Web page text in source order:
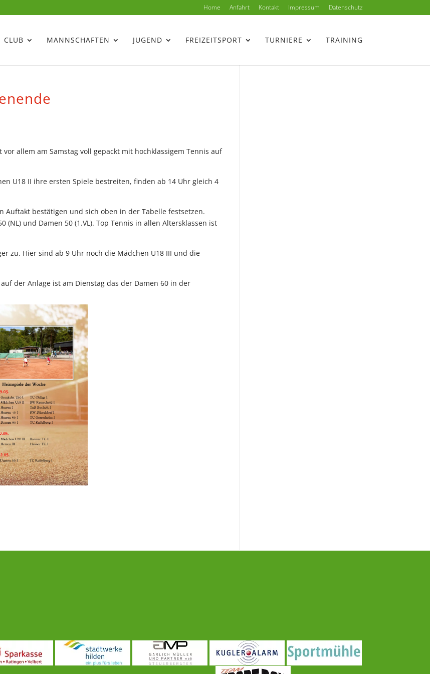
Home Anfahrt Kontakt Impressum Datenschutz
CLUB MANNSCHAFTEN JUGEND FREIZEITSPORT TURNIERE TRAINING
allem am Samstag voll gepackt mit hochklassigem Tennis auf
U18 II ihre ersten Spiele bestreiten, finden ab 14 Uhr gleich 4
Auftakt bestätigen und sich oben in der Tabelle festsetzen.
(NL) und Damen 50 (1.VL). Top Tennis in allen Altersklassen ist
zu. Hier sind ab 9 Uhr noch die Mädchen U18 III und die
der Anlage ist am Dienstag das der Damen 60 in der